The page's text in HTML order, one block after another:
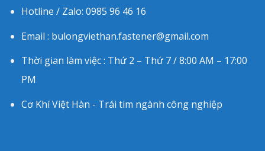
Hotline / Zalo: 0985 96 46 16
Email : bulongviethan.fastener@gmail.com
Thời gian làm việc : Thứ 2 – Thứ 7 / 8:00 AM – 17:00
PM
Cơ Khí Việt Hàn - Trái tim ngành công nghiệp